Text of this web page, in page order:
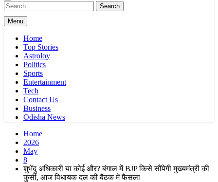
Search
for:
Menu
Home
Top Stories
Astroloy
Politics
Sports
Entertainment
Tech
Contact Us
Business
Odisha News
Home
2026
May
8
शुभेंदु अधिकारी या कोई और? बंगाल में BJP किसे सौंपेगी मुख्यमंत्री की
कुर्सी, आज विधायक दल की बैठक में फैसला